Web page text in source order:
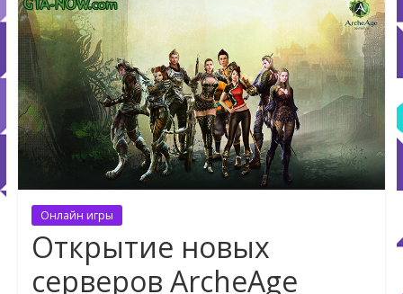
Онлайн игры
Открытие новых
серверов ArcheAge